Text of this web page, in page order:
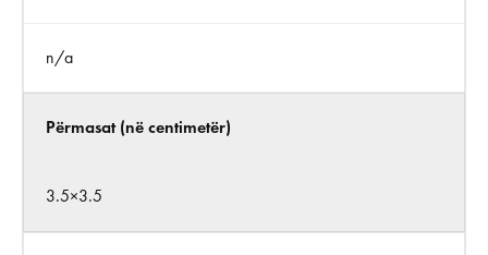
n/a
Përmasat (në centimetër)
3.5×3.5